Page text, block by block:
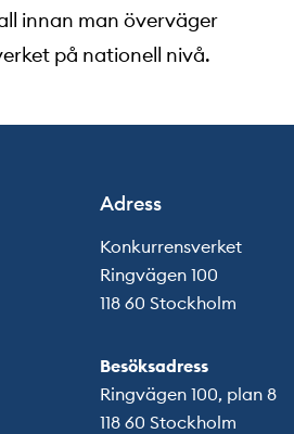
innan man överväger
på nationell nivå.
Adress
Konkurrensverket
Ringvägen 100
118 60 Stockholm
Besöksadress
Ringvägen 100, plan 8
118 60 Stockholm